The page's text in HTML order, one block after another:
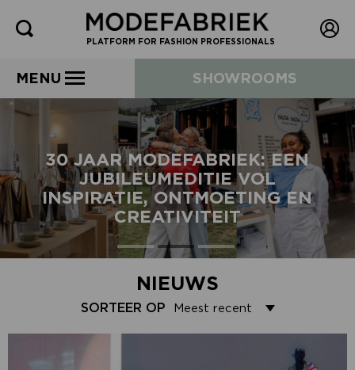
PLATFORM FOR FASHION PROFESSIONALS
MENU SHOWROOMS
30 JAAR MODEFABRIEK: EEN
JUBILEUMEDITIE VOL
INSPIRATIE, ONTMOETING EN
CREATIVITEIT
NIEUWS
SORTEER OP